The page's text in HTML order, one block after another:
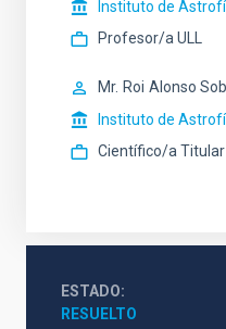
Instituto de
Profesor/a ULL
Mr. Roi Alonso
Instituto de
Científico/a Titular
ESTADO
RESUELTO